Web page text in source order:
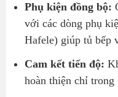
Phụ kiện đồng bộ:
với các dòng phụ
Hafele) giúp tủ bếp
Cam kết tiến độ:
hoàn thiện chỉ trong